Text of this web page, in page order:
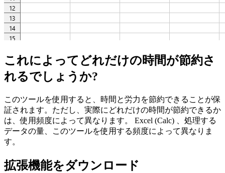
これによってどれだけの時間が節約さ
れるでしょうか?
このツールを使用すると、時間と労力を節約できることが保
証されます。ただし、実際にどれだけの時間が節約できるか
は、使用頻度によって異なります。 Excel (Calc) 、処理する
データの量、このツールを使用する頻度によって異なりま
す。
拡張機能をダウンロード